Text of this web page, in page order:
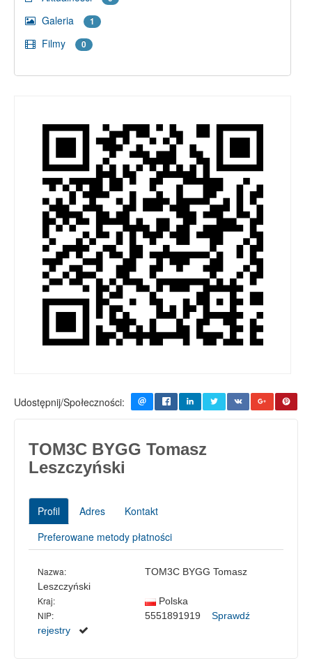
Galeria 1
Filmy 0
Udostępnij/Społeczności:
TOM3C BYGG Tomasz
Leszczyński
Profil Adres
Kontakt
Preferowane metody płatności
Nazwa:
TOM3C BYGG Tomasz
Leszczyński
Kraj: Polska
NIP: 5551891919 Sprawdź
rejestry